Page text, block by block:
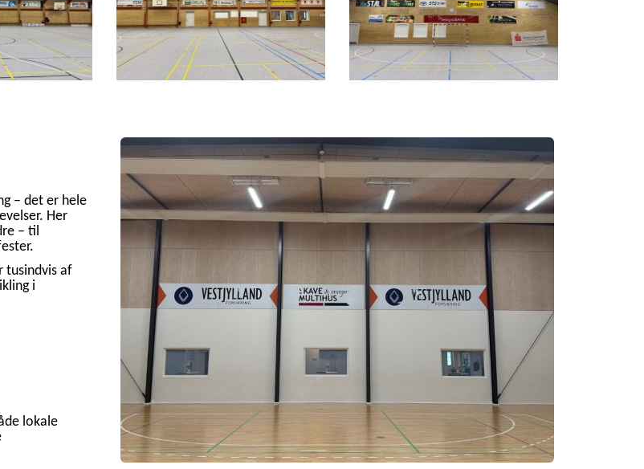
– det er hele
Her
– til
tusindvis af
i
lokale